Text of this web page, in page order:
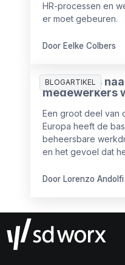
HR-processen en
er moet gebeuren.
Door Eelke Colbers
BLOGARTIKEL
Van salaris
medewerkers
Een groot deel van
Europa heeft de
beheersbare
en het gevoel dat
orde.
Door Lorenzo Andolfi